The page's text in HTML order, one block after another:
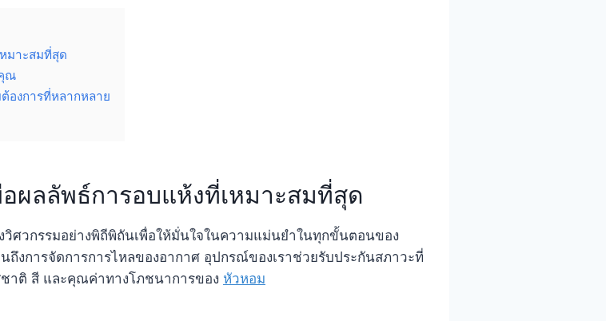
มาะสมที่สุด
ณ
องการที่หลากหลาย
ผลลัพธ์การอบแห้งที่เหมาะสมที่สุด
วิศวกรรมอย่างพิถีพิถันเพื่อให้มั่นใจในความแม่นยำในทุกขั้นตอนของ
งการจัดการการไหลของอากาศ อุปกรณ์ของเราช่วยรับประกันสภาวะที่
าติ สี และคุณค่าทางโภชนาการของ หัวหอม